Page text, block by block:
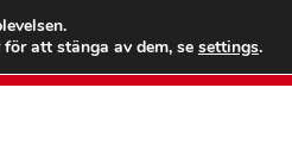
Ring
att stänga av dem, se settings.